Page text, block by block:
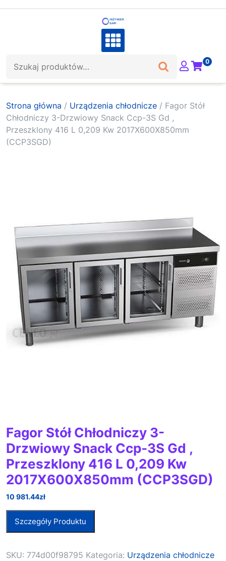
0
Strona główna / Urządzenia chłodnicze / Fagor Stół
Chłodniczy 3-Drzwiowy Snack Ccp-3S Gd ,
Przeszklony 416 L 0,209 Kw 2017X600X850mm
(CCP3SGD)
Fagor Stół Chłodniczy 3-
Drzwiowy Snack Ccp-3S Gd ,
Przeszklony 416 L 0,209 Kw
2017X600X850mm (CCP3SGD)
10 981.44zł
Szczegóły Produktu
SKU: 774d00f98795 Kategoria: Urządzenia chłodnicze